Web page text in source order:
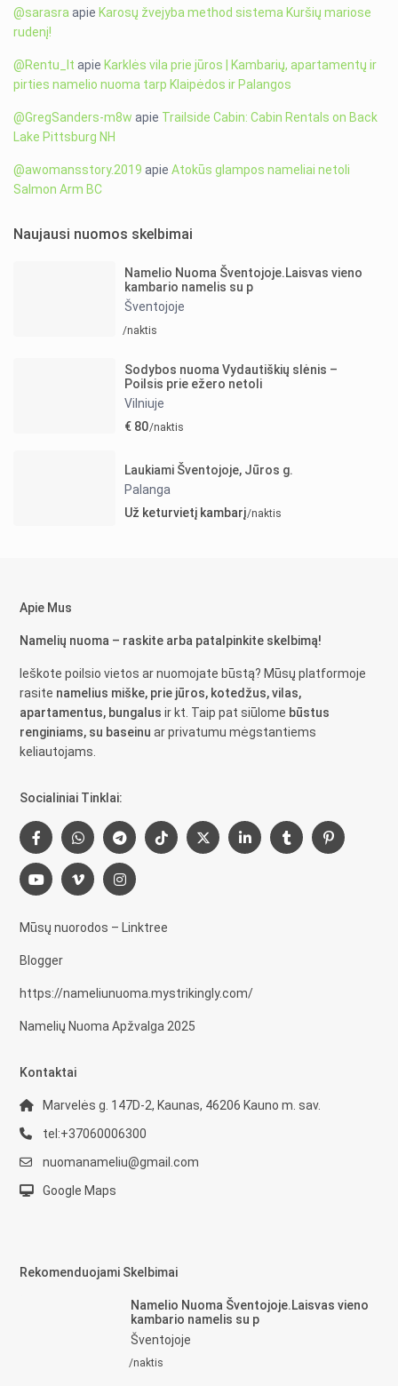
@sarasra apie Karosų žvejyba method sistema Kuršių mariose
rudenį!
@Rentu_lt apie Karklės vila prie jūros | Kambarių, apartamentų ir
pirties namelio nuoma tarp Klaipėdos ir Palangos
@GregSanders-m8w apie Trailside Cabin: Cabin Rentals on Back
Lake Pittsburg NH
@awomansstory.2019 apieAtokūs glampos nameliai netoli
Salmon Arm BC
Naujausi nuomos skelbimai
Namelio Nuoma Šventojoje.Laisvas vieno
kambario namelis su p
Šventojoje
/naktis
Sodybos nuoma Vydautiškių slėnis –
Poilsis prie ežero netoli
Vilniuje
€ 80/naktis
Laukiami Šventojoje, Jūros g.
Palanga
Už keturvietį kambarį/naktis
Apie Mus
Namelių nuoma – raskite arba patalpinkite skelbimą!
Ieškote poilsio vietos ar nuomojate būstą? Mūsų platformoje
rasite namelius miške, prie jūros, kotedžus, vilas,
apartamentus, bungalus ir kt. Taip pat siūlome būstus
renginiams, su baseinu ar privatumu mėgstantiems
keliautojams.
Socialiniai Tinklai:
Mūsų nuorodos – Linktree
Blogger
https://nameliunuoma.mystrikingly.com/
Namelių Nuoma Apžvalga 2025
Kontaktai
Marvelės g. 147D-2, Kaunas, 46206 Kauno m. sav.
tel:+37060006300
nuomanameliu@gmail.com
Google Maps
Rekomenduojami Skelbimai
Namelio Nuoma Šventojoje.Laisvas vieno
kambario namelis su p
Šventojoje
/naktis